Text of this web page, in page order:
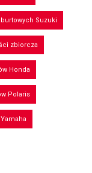
Suzuki
zbiorcza
Honda
Polaris